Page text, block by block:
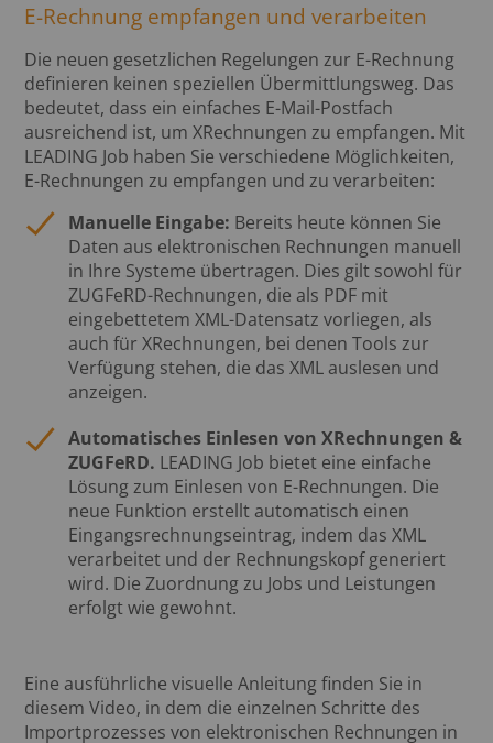
E-Rechnung empfangen und verarbeiten
Die neuen gesetzlichen Regelungen zur E-Rechnung
definieren keinen speziellen Übermittlungsweg. Das
bedeutet, dass ein einfaches E-Mail-Postfach
ausreichend ist, um XRechnungen zu empfangen. Mit
LEADING Job haben Sie verschiedene Möglichkeiten,
E-Rechnungen zu empfangen und zu verarbeiten:
Manuelle Eingabe: Bereits heute können Sie
Daten aus elektronischen Rechnungen manuell
in Ihre Systeme übertragen. Dies gilt sowohl für
ZUGFeRD-Rechnungen, die als PDF mit
eingebettetem XML-Datensatz vorliegen, als
auch für XRechnungen, bei denen Tools zur
Verfügung stehen, die das XML auslesen und
anzeigen.
Automatisches Einlesen von XRechnungen &
ZUGFeRD. LEADING Job bietet eine einfache
Lösung zum Einlesen von E-Rechnungen. Die
neue Funktion erstellt automatisch einen
Eingangsrechnungseintrag, indem das XML
verarbeitet und der Rechnungskopf generiert
wird. Die Zuordnung zu Jobs und Leistungen
erfolgt wie gewohnt.
Eine ausführliche visuelle Anleitung finden Sie in
diesem Video, in dem die einzelnen Schritte des
Importprozesses von elektronischen Rechnungen in